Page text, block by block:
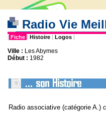
Radio Vie
| Fiche | Histoire | Logos |
Ville : Les Abymes
Début : 1982
Radio associative (catégorie A.)